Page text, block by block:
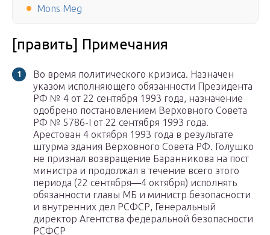
Mons Meg
[править] Примечания
Во время политического кризиса. Назначен
указом исполняющего обязанности Президента
РФ № 4 от 22 сентября 1993 года, назначение
одобрено постановлением Верховного Совета
РФ № 5786-I от 22 сентября 1993 года.
Арестован 4 октября 1993 года в результате
штурма здания Верховного Совета РФ. Голушко
не признал возвращение Баранникова на пост
министра и продолжал в течение всего этого
периода (22 сентября—4 октября) исполнять
обязанности главы МБ и министр безопасности
и внутренних дел РСФСР, Генеральный
директор Агентства федеральной безопасности
РСФСР